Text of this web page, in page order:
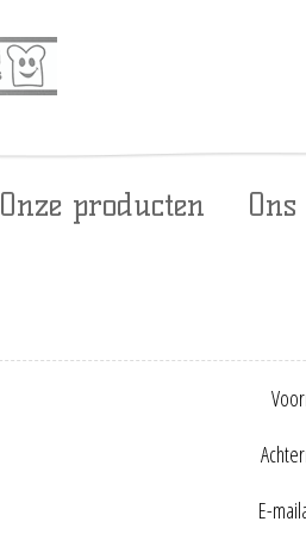
Onze producten
E-